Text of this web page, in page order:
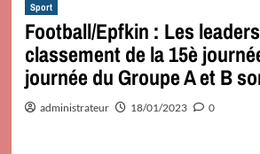
Sport
Football/Epfkin : Les
classement de la 15è
journée du Groupe A et B
administrateur 18/01/2023 0